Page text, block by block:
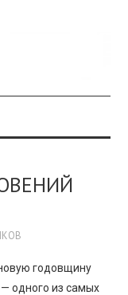
годовщину
одного из самых